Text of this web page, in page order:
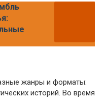
жанры и форматы:
историй. Во время